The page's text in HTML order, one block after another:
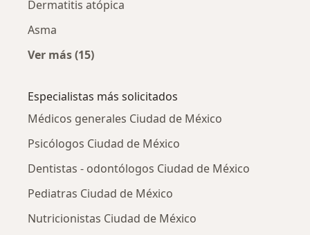
Dermatitis atópica
Asma
Ver más (15)
Especialistas más solicitados
Médicos generales Ciudad de México
Psicólogos Ciudad de México
Dentistas - odontólogos Ciudad de México
Pediatras Ciudad de México
Nutricionistas Ciudad de México